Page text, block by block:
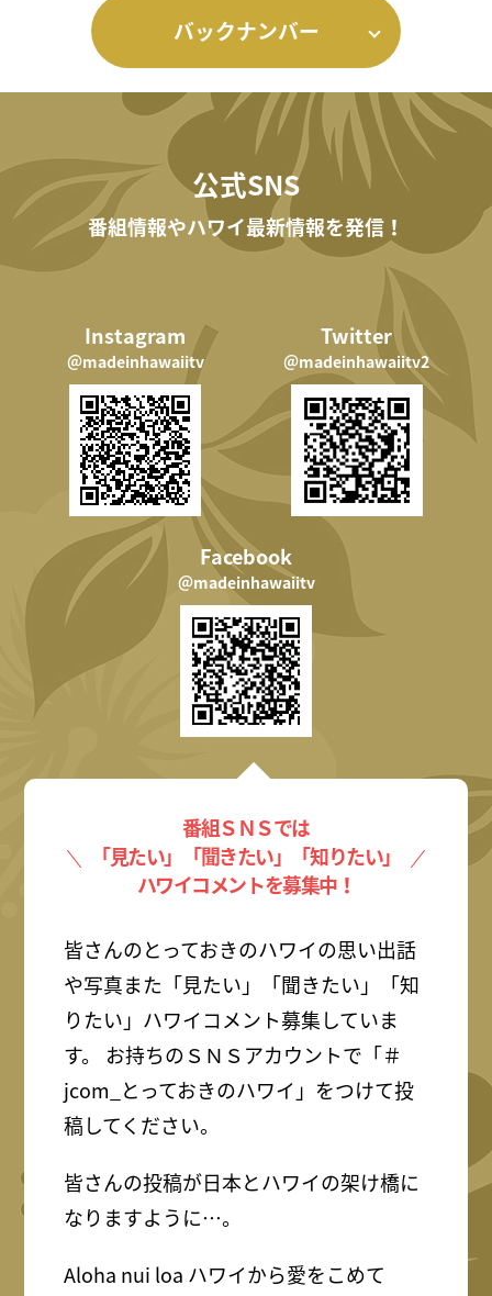
バックナンバー
公式SNS
番組情報やハワイ最新情報を発信！
Instagram
＠madeinhawaiitv
Twitter
＠madeinhawaiitv2
Facebook
＠madeinhawaiitv
番組ＳＮＳでは
「見たい」「聞きたい」「知りたい」
ハワイコメントを募集中！
皆さんのとっておきのハワイの思い出話
や写真また「見たい」「聞きたい」「知
りたい」ハワイコメント募集していま
す。 お持ちのＳＮＳアカウントで「＃
jcom_とっておきのハワイ」をつけて投
稿してください。
皆さんの投稿が日本とハワイの架け橋に
なりますように…。
Aloha nui loa ハワイから愛をこめて